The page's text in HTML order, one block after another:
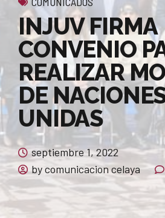
INJUV FIRMA
CONVENIO
REALIZAR
DE
UNIDAS
septiembre 1, 2022
by comunicacion celaya